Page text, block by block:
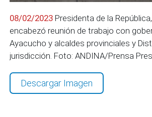
08/02/2023 Presidenta de la
encabezó reunión de trabajo con
Ayacucho y alcaldes provinciales y
jurisdicción. Foto: ANDINA/Prensa
Descargar Imagen